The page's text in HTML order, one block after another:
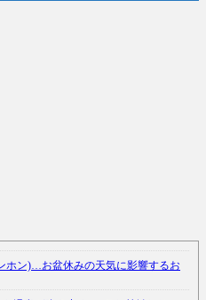
ホン)…お盆休みの天気に影響するお